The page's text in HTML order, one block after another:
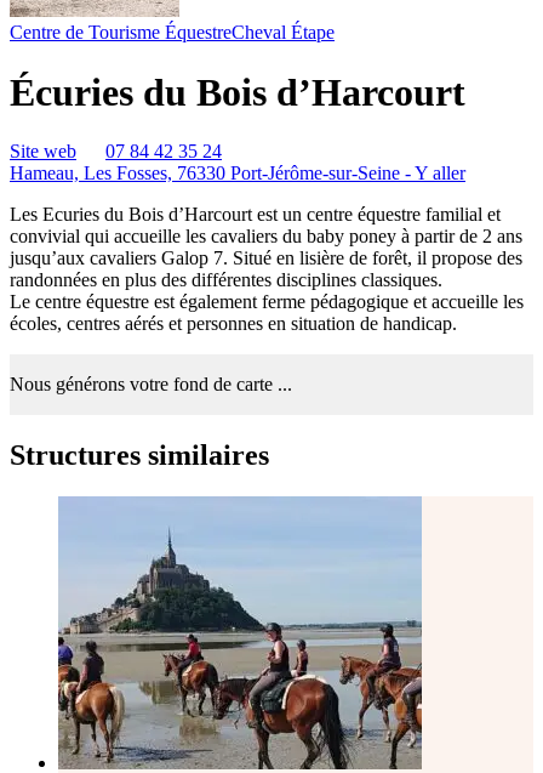
Centre de Tourisme ÉquestreCheval Étape
Écuries du Bois d’Harcourt
Site web
07 84 42 35 24
Hameau, Les Fosses, 76330 Port-Jérôme-sur-Seine -Y aller
Les Ecuries du Bois d’Harcourt est un centre équestre familial et
convivial qui accueille les cavaliers du baby poney à partir de 2 ans
jusqu’aux cavaliers Galop 7. Situé en lisière de forêt, il propose des
randonnées en plus des différentes disciplines classiques.
Le centre équestre est également ferme pédagogique et accueille les
écoles, centres aérés et personnes en situation de handicap.
Nous générons votre fond de carte ...
Structures similaires